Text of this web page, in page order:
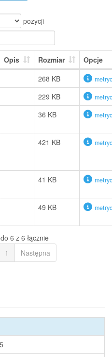
pozycji
Opis Rozmiar
Opcje
268 KB
229 KB
36 KB
421 KB
41 KB
49 KB
6 z 6 łącznie
1 Następna